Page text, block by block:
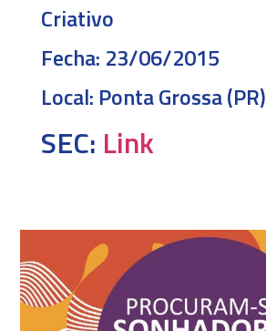
Criativo
Fecha: 23/06/2015
Local: Ponta Grossa (PR)
SEC: Link